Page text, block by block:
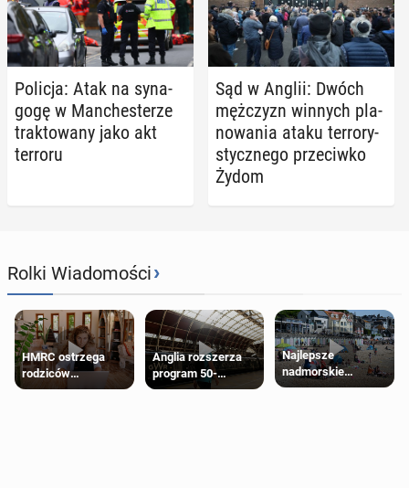
Policja: Atak na sy­na­
go­gę w Man­che­ste­rze
trak­to­wa­ny jako akt
terroru
Sąd w Anglii: Dwóch
męż­czyzn winnych pla­
no­wa­nia ataku ter­ro­ry­
stycz­ne­go prze­ciw­ko
Żydom
Rolki Wiadomości›
HMRC ostrzega
rodziców
pobierających Child
Anglia rozszerza
program 50-
procentowych
Najlepsze
nadmorskie
miasteczko blisko